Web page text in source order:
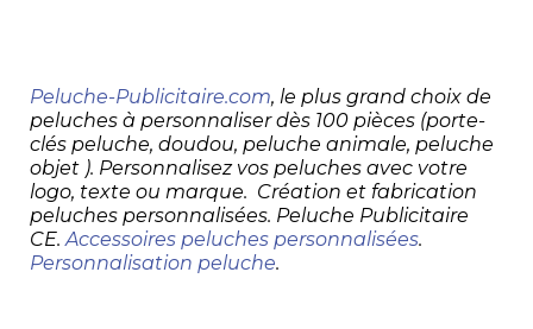
Peluche-Publicitaire.com, le plus grand choix de
peluches à personnaliser dès 100 pièces (porte-
clés peluche, doudou, peluche animale, peluche
objet ). Personnalisez vos peluches avec votre
logo, texte ou marque. Création et fabrication
peluches personnalisées. Peluche Publicitaire
CE. Accessoires peluches personnalisées.
Personnalisation peluche.